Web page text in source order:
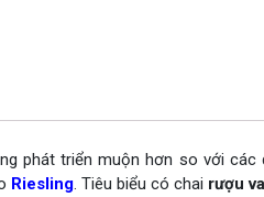
phát triển muộn hơn so với
Riesling. Tiêu biểu có chai rượu